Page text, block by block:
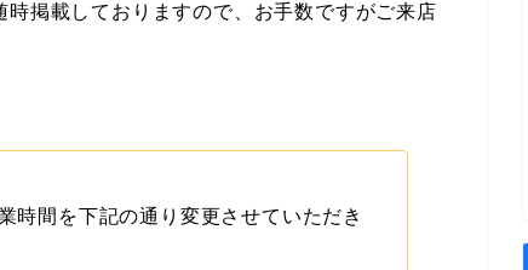
時掲載しておりますので、お手数ですがご来店
時間を下記の通り変更させていただき